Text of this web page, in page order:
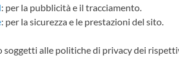
: per la pubblicità e il tracciamento.
: per la sicurezza e le prestazioni del sito.
soggetti alle politiche di privacy dei